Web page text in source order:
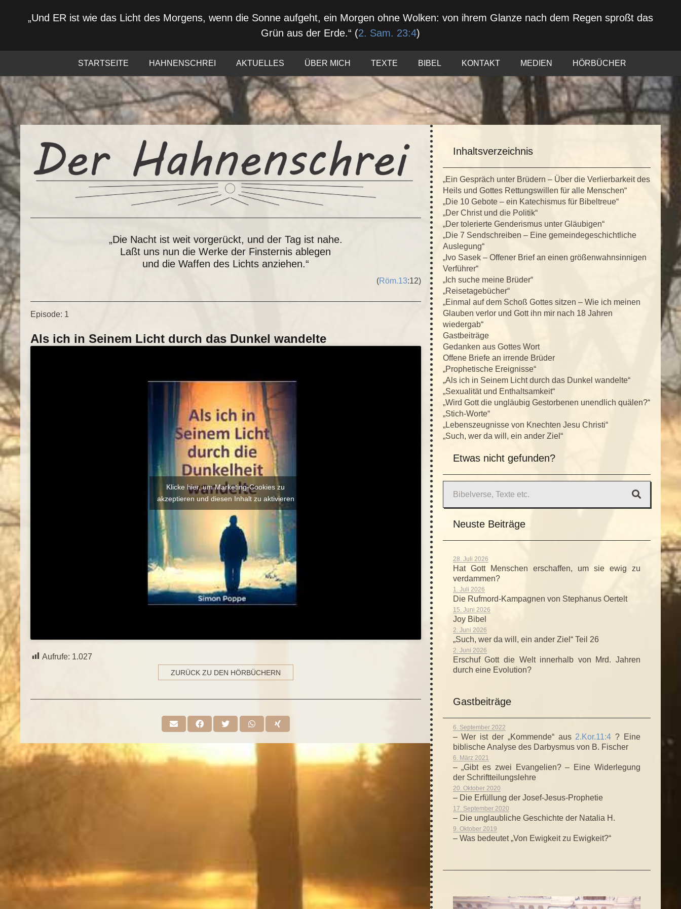
„Und ER ist wie das Licht des Morgens, wenn die Sonne aufgeht, ein Morgen ohne Wolken: von ihrem Glanze nach dem Regen sproßt das
Grün aus der Erde.“ (2. Sam. 23:4)
STARTSEITE HAHNENSCHREI AKTUELLES ÜBER MICH TEXTE BIBEL KONTAKT MEDIEN HÖRBÜCHER
„Die Nacht ist weit vorgerückt, und der Tag ist nahe.
Laßt uns nun die Werke der Finsternis ablegen
und die Waffen des Lichts anziehen.“
(Röm.13:12)
Episode: 1
Als ich in Seinem Licht durch das Dunkel wandelte
Klicke hier, um Marketing-Cookies zu
akzeptieren und diesen Inhalt zu aktivieren
Aufrufe: 1.027
ZURÜCK ZU DEN HÖRBÜCHERN
Inhaltsverzeichnis
„Ein Gespräch unter Brüdern – Über die Verlierbarkeit des
Heils und Gottes Rettungswillen für alle Menschen“
„Die 10 Gebote – ein Katechismus für Bibeltreue“
„Der Christ und die Politik“
„Der tolerierte Genderismus unter Gläubigen“
„Die 7 Sendschreiben – Eine gemeindegeschichtliche
Auslegung“
„Ivo Sasek – Offener Brief an einen größenwahnsinnigen
Verführer“
„Ich suche meine Brüder“
„Reisetagebücher“
„Einmal auf dem Schoß Gottes sitzen – Wie ich meinen
Glauben verlor und Gott ihn mir nach 18 Jahren
wiedergab“
Gastbeiträge
Gedanken aus Gottes Wort
Offene Briefe an irrende Brüder
„Prophetische Ereignisse“
„Als ich in Seinem Licht durch das Dunkel wandelte“
„Sexualität und Enthaltsamkeit“
„Wird Gott die ungläubig Gestorbenen unendlich quälen?“
„Stich-Worte“
„Lebenszeugnisse von Knechten Jesu Christi“
„Such, wer da will, ein ander Ziel“
Etwas nicht gefunden?
Neuste Beiträge
28. Juli 2026
Hat Gott Menschen erschaffen, um sie ewig zu
verdammen?
1. Juli 2026
Die Rufmord-Kampagnen von Stephanus Oertelt
15. Juni 2026
Joy Bibel
2. Juni 2026
„Such, wer da will, ein ander Ziel“ Teil 26
2. Juni 2026
Erschuf Gott die Welt innerhalb von Mrd. Jahren
durch eine Evolution?
Gastbeiträge
6. September 2022
– Wer ist der „Kommende“ aus 2.Kor.11:4 ? Eine
biblische Analyse des Darbysmus von B. Fischer
6. März 2021
– „Gibt es zwei Evangelien? – Eine Widerlegung
der Schriftteilungslehre
20. Oktober 2020
– Die Erfüllung der Josef-Jesus-Prophetie
17. September 2020
– Die unglaubliche Geschichte der Natalia H.
9. Oktober 2019
– Was bedeutet „Von Ewigkeit zu Ewigkeit?“